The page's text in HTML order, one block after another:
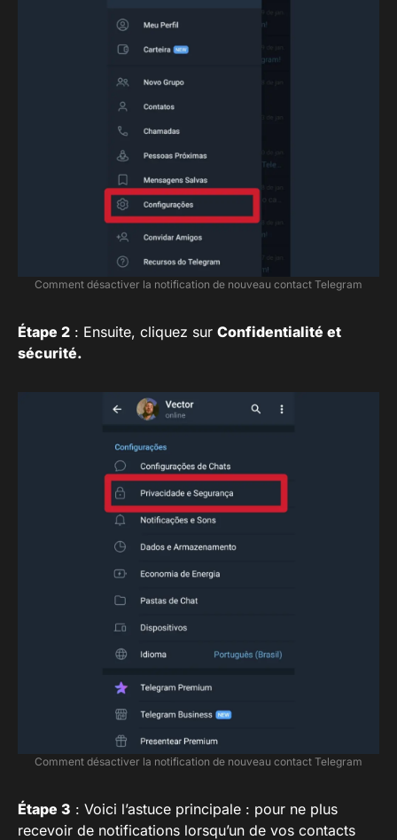
Comment désactiver la notification de nouveau contact Telegram
Étape 2 : Ensuite, cliquez sur Confidentialité et
sécurité.
Comment désactiver la notification de nouveau contact Telegram
Étape 3 : Voici l’astuce principale : pour ne plus
recevoir de notifications lorsqu’un de vos contacts